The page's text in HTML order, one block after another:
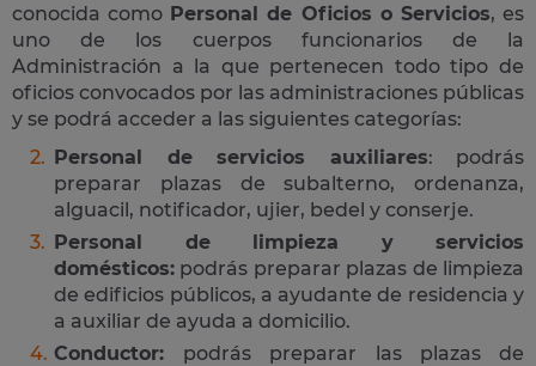
conocida como Personal de Oficios o Servicios, es
uno de los cuerpos funcionarios de la
Administración a la que pertenecen todo tipo de
oficios convocados por las administraciones públicas
y se podrá acceder a las siguientes categorías:
Personal de servicios auxiliares: podrás
preparar plazas de subalterno, ordenanza,
alguacil, notificador, ujier, bedel y conserje.
Personal de limpieza y servicios
domésticos: podrás preparar plazas de limpieza
de edificios públicos, a ayudante de residencia y
a auxiliar de ayuda a domicilio.
Conductor: podrás preparar las plazas de